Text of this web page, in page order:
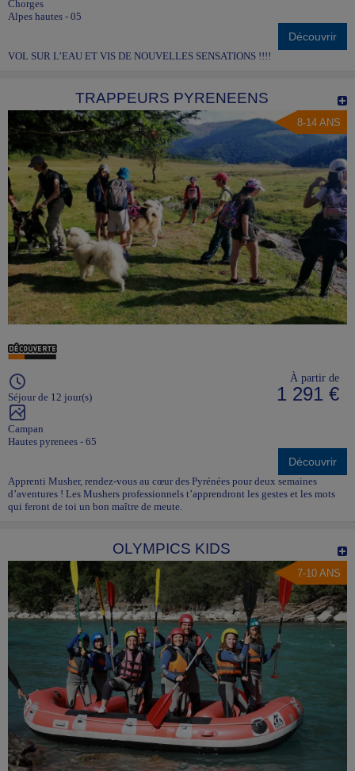
Chorges
Alpes hautes - 05
Découvrir
VOL SUR L’EAU ET VIS DE NOUVELLES SENSATIONS !!!!
TRAPPEURS PYRENEENS
8-14 ANS
Séjour de 12 jour(s)
Campan
Hautes pyrenees - 65
À partir de
1 291 €
Découvrir
Apprenti Musher, rendez-vous au cœur des Pyrénées pour deux semaines
d’aventures ! Les Mushers professionnels t’apprendront les gestes et les mots
qui feront de toi un bon maître de meute.
OLYMPICS KIDS
7-10 ANS